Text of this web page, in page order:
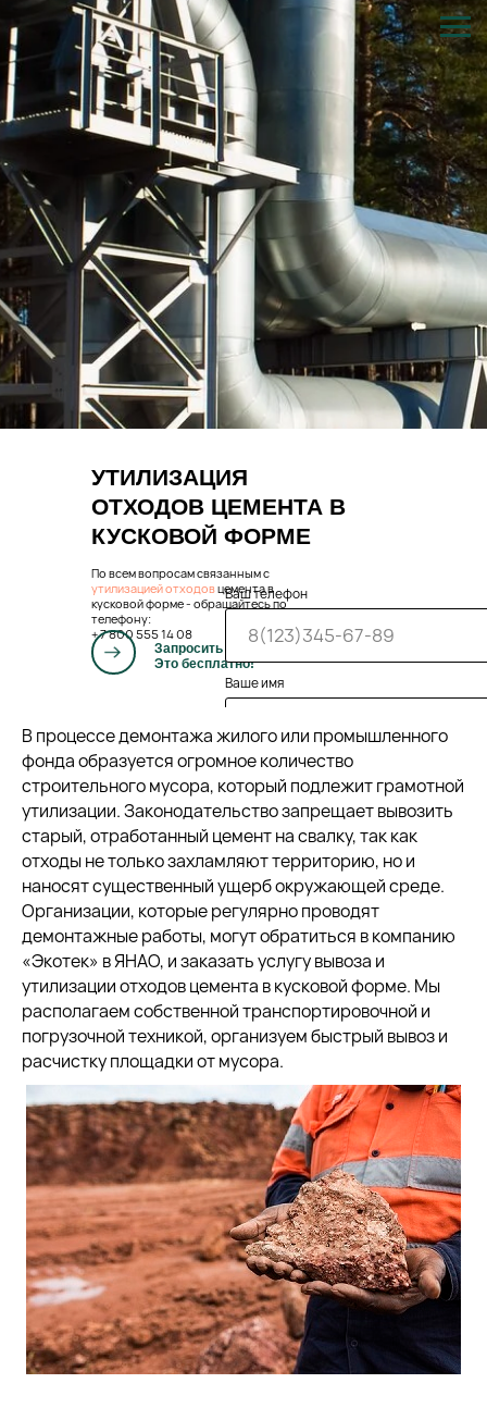
УТИЛИЗАЦИЯ
ОТХОДОВ ЦЕМЕНТА В
КУСКОВОЙ ФОРМЕ
По всем вопросам связанным с
утилизацией отходовцемента в
кусковой форме- обращайтесь по
телефону:
+ 7 800 555 14 08
Запросить консультацию.
Это бесплатно!
Ваш телефон
Ваше имя
Сделать
В процессе демонтажа жилого или промышленного
фонда образуется огромное количество
строительного мусора, который подлежит грамотной
утилизации. Законодательство запрещает вывозить
старый, отработанный цемент на свалку, так как
отходы не только захламляют территорию, но и
наносят существенный ущерб окружающей среде.
Организации, которые регулярно проводят
демонтажные работы, могут обратиться в компанию
«Экотек» в ЯНАО, и заказать услугу вывоза и
утилизации отходов цемента в кусковой форме. Мы
располагаем собственной транспортировочной и
погрузочной техникой, организуем быстрый вывоз и
расчистку площадки от мусора.